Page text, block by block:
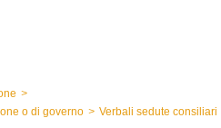
>
o di governo > Verbali sedute consiliari